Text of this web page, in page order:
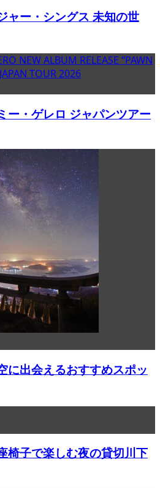
ャー・シングス 未知の世
ー・ゲレロ ジャパンツアー
に出会えるおすすめスポッ
椅子で楽しむ夜の貸切川下